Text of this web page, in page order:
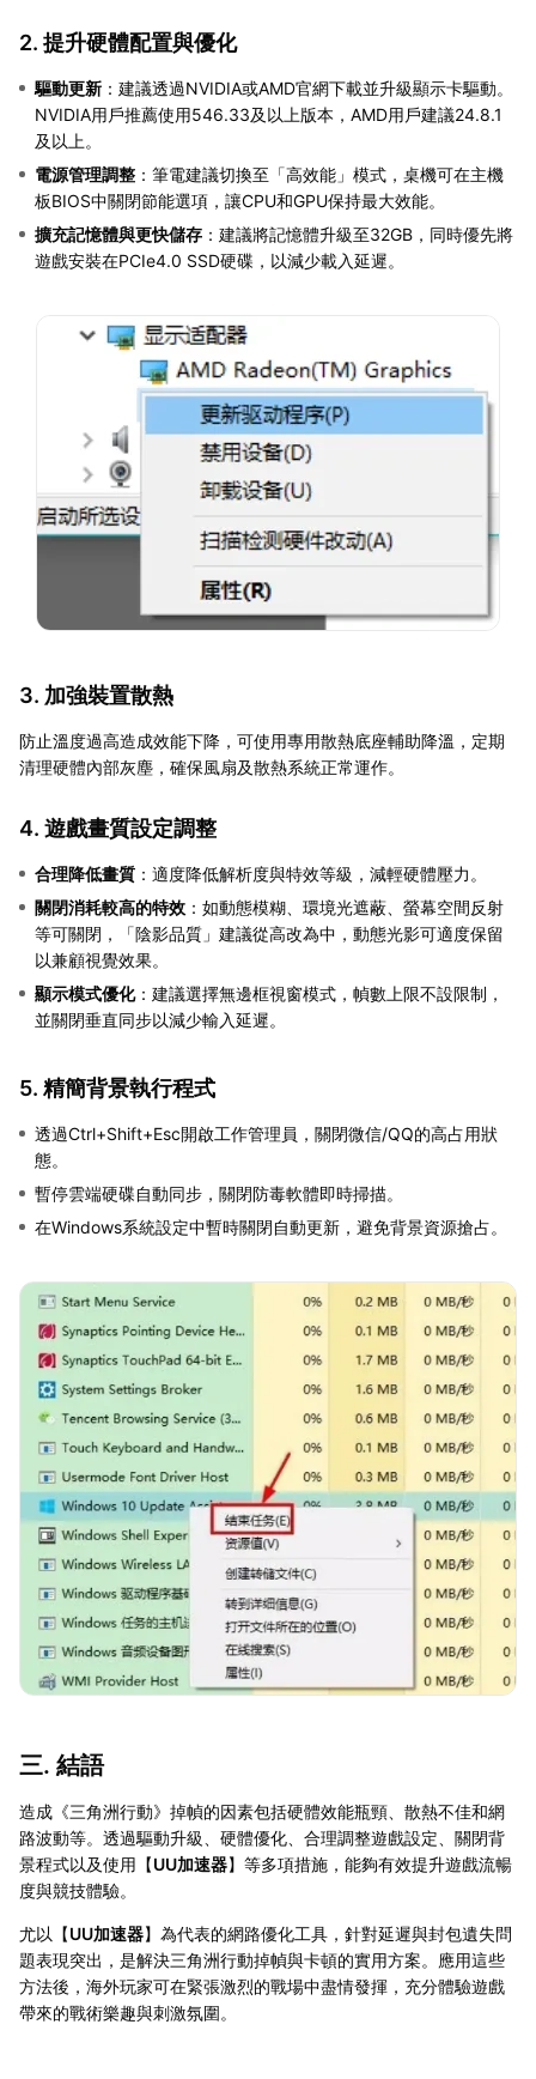
2. 提升硬體配置與優化
驅動更新 ：建議透過NVIDIA或AMD官網下載並升級顯示卡驅動。
NVIDIA用戶推薦使用546.33及以上版本，AMD用戶建議24.8.1
及以上。
電源管理調整 ：筆電建議切換至「高效能」模式，桌機可在主機
板BIOS中關閉節能選項，讓CPU和GPU保持最大效能。
擴充記憶體與更快儲存 ：建議將記憶體升級至32GB，同時優先將
遊戲安裝在PCIe4.0 SSD硬碟，以減少載入延遲。
3. 加強裝置散熱
防止溫度過高造成效能下降，可使用專用散熱底座輔助降溫，定期
清理硬體內部灰塵，確保風扇及散熱系統正常運作。
4. 遊戲畫質設定調整
合理降低畫質 ：適度降低解析度與特效等級，減輕硬體壓力。
關閉消耗較高的特效 ：如動態模糊、環境光遮蔽、螢幕空間反射
等可關閉，「陰影品質」建議從高改為中，動態光影可適度保留
以兼顧視覺效果。
顯示模式優化：建議選擇無邊框視窗模式，幀數上限不設限制，
並關閉垂直同步以減少輸入延遲。
5. 精簡背景執行程式
透過Ctrl+Shift+Esc開啟工作管理員，關閉微信/QQ的高占用狀
態。
暫停雲端硬碟自動同步，關閉防毒軟體即時掃描。
在Windows系統設定中暫時關閉自動更新，避免背景資源搶占。
三. 結語
造成《三角洲行動》掉幀的因素包括硬體效能瓶頸、散熱不佳和網
路波動等。透過驅動升級、硬體優化、合理調整遊戲設定、關閉背
景程式以及使用【UU加速器】等多項措施，能夠有效提升遊戲流暢
度與競技體驗。
尤以【UU加速器】為代表的網路優化工具，針對延遲與封包遺失問
題表現突出，是解決三角洲行動掉幀與卡頓的實用方案。應用這些
方法後，海外玩家可在緊張激烈的戰場中盡情發揮，充分體驗遊戲
帶來的戰術樂趣與刺激氛圍。